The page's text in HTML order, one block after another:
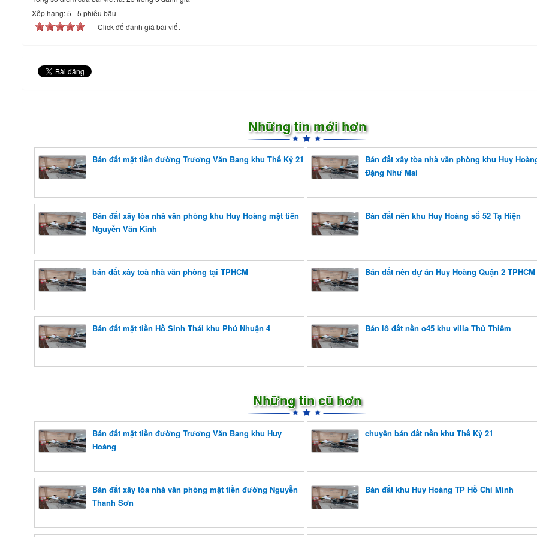
Xếp hạng:5 -5 phiếu bầu
Click để đánh giá bài viết
Những tin mới hơn
Bán đất mặt tiền đường Trương Văn Bang khu Thế Kỷ 21
Bán đất xây tòa nhà văn phòng khu Huy
Đặng Như Mai
Bán đất xây tòa nhà văn phòng khu Huy Hoàng mặt tiền
Nguyễn Văn Kỉnh
Bán đất nền khu Huy Hoàng số 52 Tạ Hiện
bán đất xây toà nhà văn phòng tại TPHCM Bán đất nền dự án Huy Hoàng Quận 2 TPHCM
Bán đất mặt tiền Hồ Sinh Thái khu Phú Nhuận 4 Bán lô đất nền o45 khu villa Thủ Thiêm
Những tin cũ hơn
Bán đất mặt tiền đường Trương Văn Bang khu Huy
Hoàng
chuyên bán đất nền khu Thế Kỷ 21
Bán đất xây tòa nhà văn phòng mặt tiền đường Nguyễn
Thanh Sơn
Bán đất khu Huy Hoàng TP Hồ Chí Minh